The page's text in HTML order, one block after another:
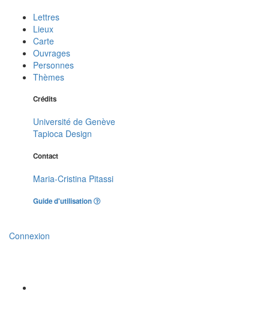
Lettres
Lieux
Carte
Ouvrages
Personnes
Thèmes
Crédits
Université de Genève
Tapioca Design
Contact
Maria-Cristina Pitassi
Guide d'utilisation
Connexion